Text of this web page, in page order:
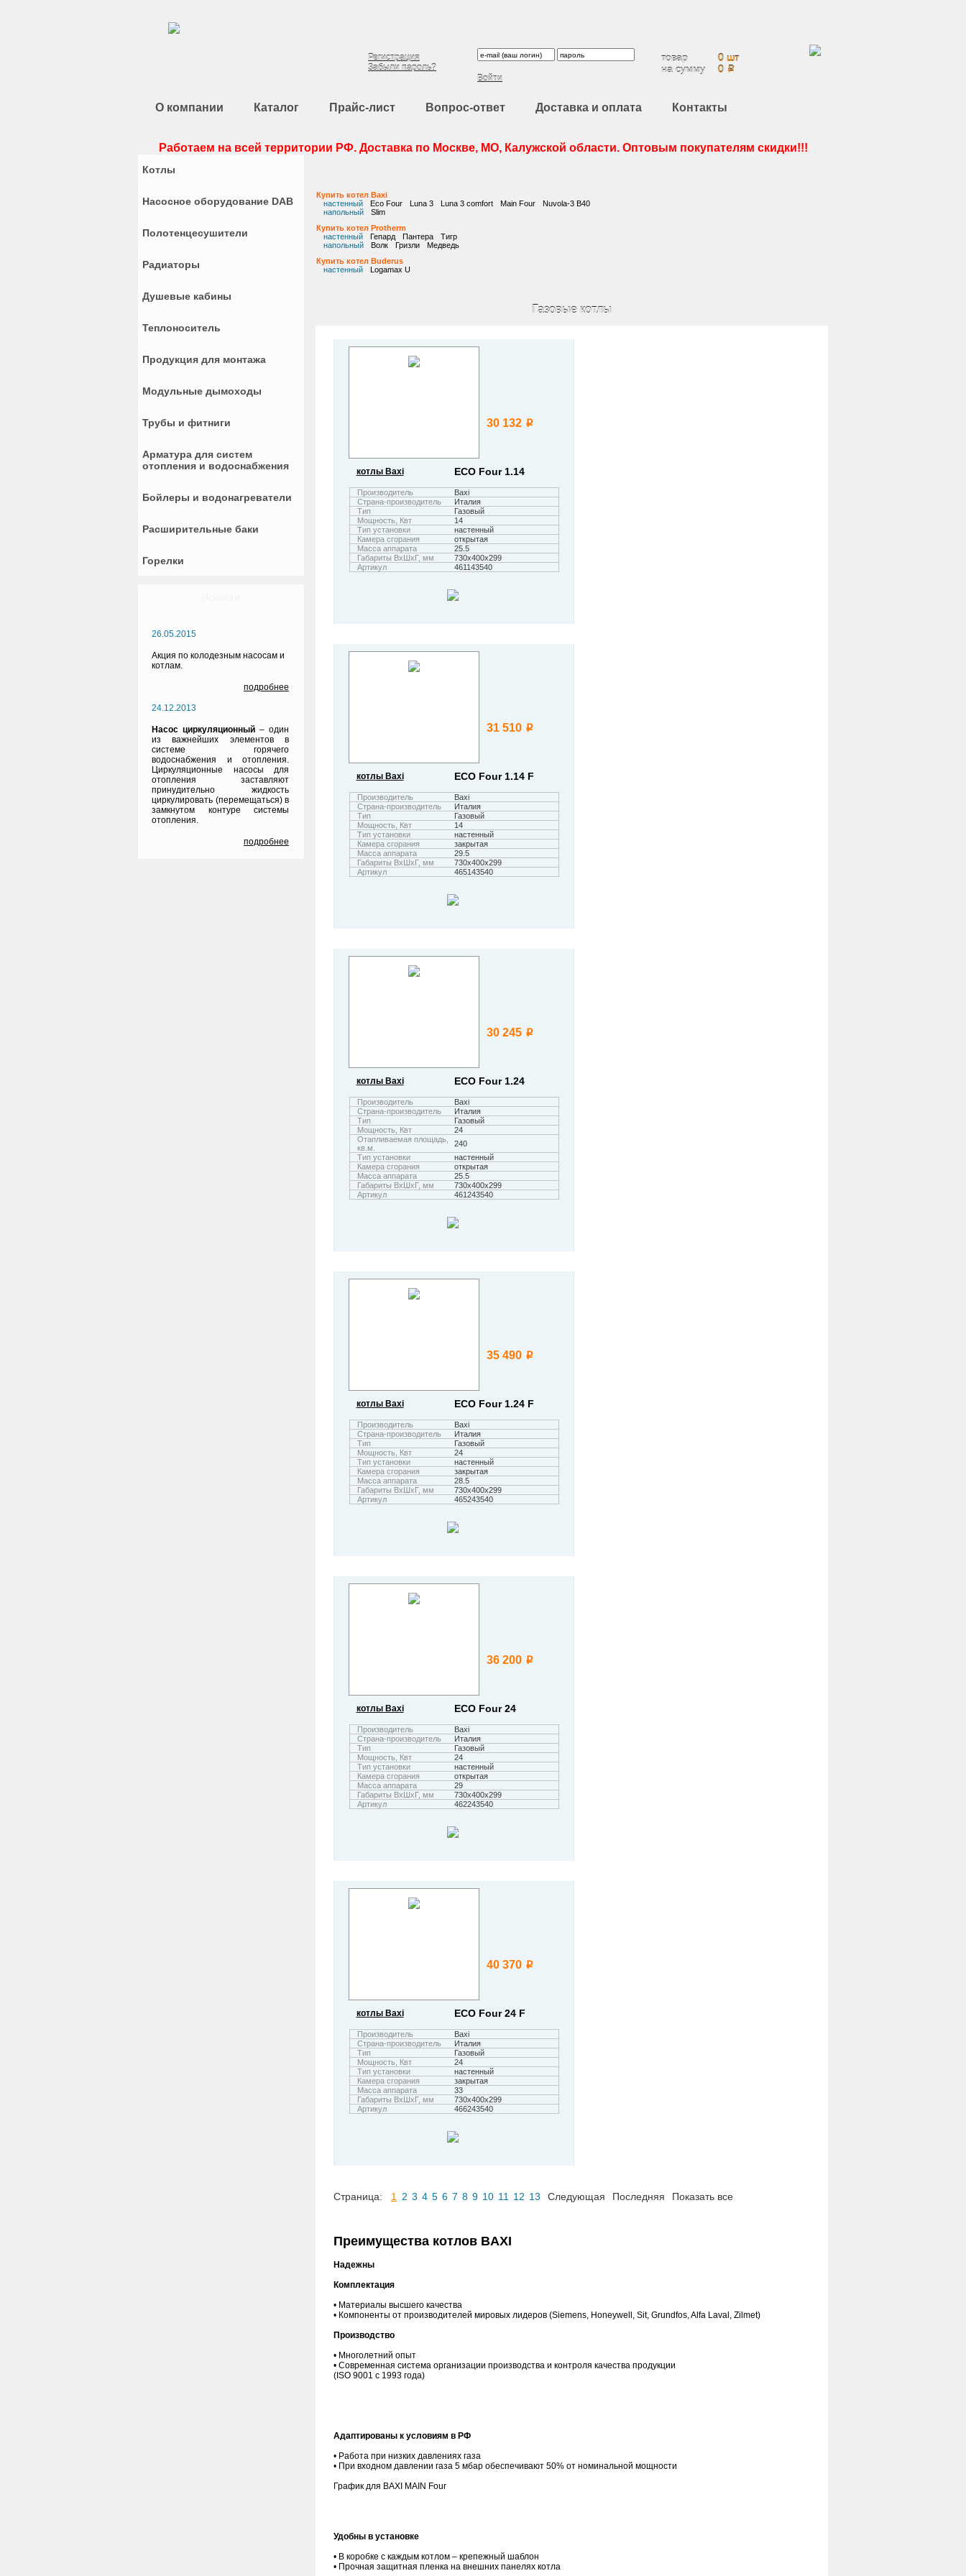
товар
0 шт
на сумму
0 i
Войти
Регистрация
Забыли пароль?
О компании Каталог Прайс-лист Вопрос-ответ Доставка и оплата Контакты
Работаем на всей территории РФ. Доставка по Москве, МО, Калужской области. Оптовым покупателям скидки!!!
Котлы
Насосное оборудование DAB
Полотенцесушители
Радиаторы
Душевые кабины
Теплоноситель
Продукция для монтажа
Модульные дымоходы
Трубы и фитниги
Арматура для систем
отопления и водоснабжения
Бойлеры и водонагреватели
Расширительные баки
Горелки
26.05.2015
Акция по колодезным насосам и
котлам.
подробнее
24.12.2013
Насос циркуляционный – один
из важнейших элементов в
системе горячего
водоснабжения и отопления.
Циркуляционные насосы для
отопления заставляют
принудительно жидкость
циркулировать (перемещаться) в
замкнутом контуре системы
отопления.
подробнее
Купить котел Baxi
настенный
Eco Four Luna 3 Luna 3 comfort Main Four
Nuvola-3 B40
напольный
Slim
Купить котел Protherm
настенный
Гепард Пантера
Тигр
напольный
Волк Гризли
Медведь
Купить котел Buderus
настенный
Logamax U
Газовые котлы
30 132 i
котлы Baxi ECO Four 1.14
Производитель
Baxi
Страна-производитель
Италия
Тип
Газовый
Мощность, Квт
14
Тип установки
настенный
Камера сгорания
открытая
Масса аппарата
25.5
Габариты ВхШхГ, мм
730х400х299
Артикул
461143540
31 510 i
котлы Baxi ECO Four 1.14 F
Производитель
Baxi
Страна-производитель
Италия
Тип
Газовый
Мощность, Квт
14
Тип установки
настенный
Камера сгорания
закрытая
Масса аппарата
29.5
Габариты ВхШхГ, мм
730х400х299
Артикул
465143540
30 245 i
котлы Baxi ECO Four 1.24
Производитель
Baxi
Страна-производитель
Италия
Тип
Газовый
Мощность, Квт
24
Отапливаемая площадь,
кв.м.
240
Тип установки
настенный
Камера сгорания
открытая
Масса аппарата
25.5
Габариты ВхШхГ, мм
730х400х299
Артикул
461243540
35 490 i
котлы Baxi ECO Four 1.24 F
Производитель
Baxi
Страна-производитель
Италия
Тип
Газовый
Мощность, Квт
24
Тип установки
настенный
Камера сгорания
закрытая
Масса аппарата
28.5
Габариты ВхШхГ, мм
730х400х299
Артикул
465243540
36 200 i
котлы Baxi ECO Four 24
Производитель
Baxi
Страна-производитель
Италия
Тип
Газовый
Мощность, Квт
24
Тип установки
настенный
Камера сгорания
открытая
Масса аппарата
29
Габариты ВхШхГ, мм
730х400х299
Артикул
462243540
40 370 i
котлы Baxi ECO Four 24 F
Производитель
Baxi
Страна-производитель
Италия
Тип
Газовый
Мощность, Квт
24
Тип установки
настенный
Камера сгорания
закрытая
Масса аппарата
33
Габариты ВхШхГ, мм
730х400х299
Артикул
466243540
Страница: 1 2 3 4 5 6 7 8 9 10 11 12 13 Следующая Последняя Показать все
Преимущества котлов BAXI
Надежны
Комплектация
• Материалы высшего качества
• Компоненты от производителей мировых лидеров (Siemens, Honeywell, Sit, Grundfos, Alfa Laval, Zilmet)
Производство
• Многолетний опыт
• Современная система организации производства и контроля качества продукции
(ISO 9001 с 1993 года)
Адаптированы к условиям в РФ
• Работа при низких давлениях газа
• При входном давлении газа 5 мбар обеспечивают 50% от номинальной мощности
График для BAXI MAIN Four
Удобны в установке
• В коробке с каждым котлом – крепежный шаблон
• Прочная защитная пленка на внешних панелях котла